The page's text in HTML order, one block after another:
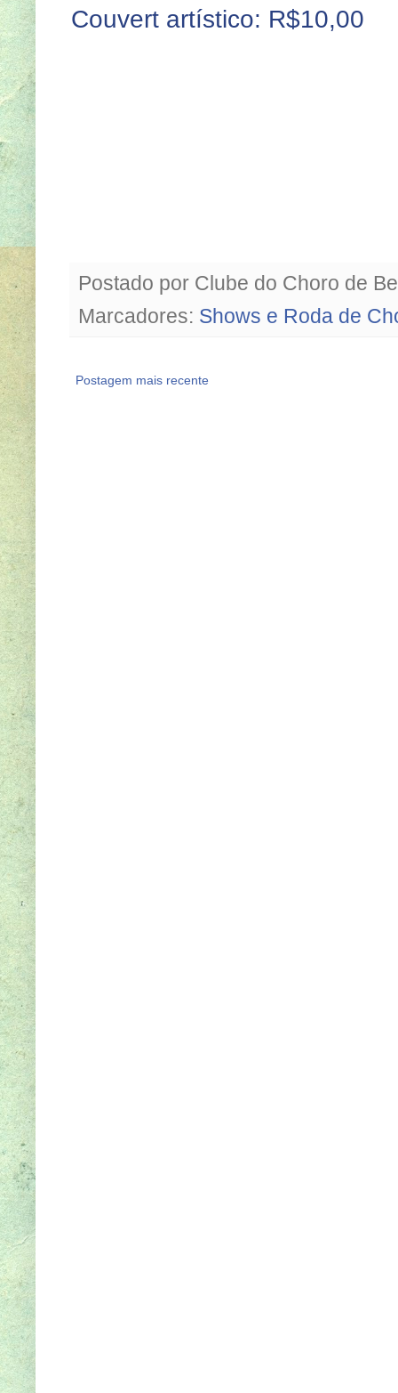
Couvert artístico: R$10,00
Postado por Clube do Choro de
Marcadores: Shows e Roda de
Postagem mais recente